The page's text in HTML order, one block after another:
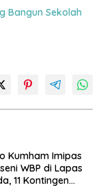
Bangun Sekolah
Kumham Imipas
WBP di Lapas
11 Kontingen